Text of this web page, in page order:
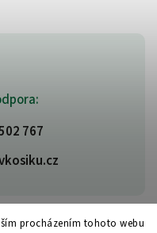
procházením tohoto webu
767